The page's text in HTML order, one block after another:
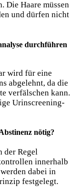
Die Haare müssen
und dürfen nicht
durchführen
wird für eine
abgelehnt, da die
verfälschen kann.
Urinscreening-
nötig?
der Regel
innerhalb
dabei in
festgelegt.